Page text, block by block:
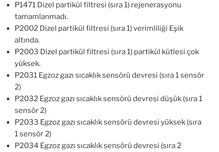
P1471 Dizel partikül filtresi (sıra 1) rejenerasyonu
tamamlanmadı.
P2002 Dizel partikül filtresi (sıra 1) verimliliği Eşik
altında.
P2003 Dizel partikül filtresi (sıra 1) partikül kütlesi çok
yüksek.
P2031 Egzoz gazı sıcaklık sensörü devresi (sıra 1 sensör
2)
P2032 Egzoz gazı sıcaklık sensörü devresi düşük (sıra 1
sensör 2)
P2033 Egzoz gazı sıcaklık sensörü devresi yüksek (sıra
1 sensör 2)
P2034 Egzoz gazı sıcaklık sensörü devresi (sıra 2